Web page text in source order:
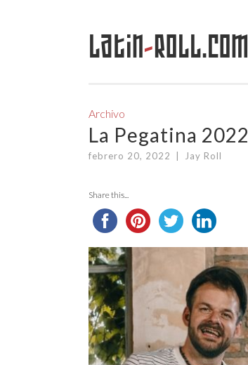
Saltar
Latin-Roll.com
Archivo
La Pegatina 2022
febrero 20, 2022 Jay Roll
Share this...